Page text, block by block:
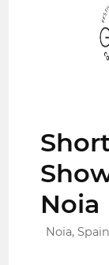
Noia
Noia, Spain